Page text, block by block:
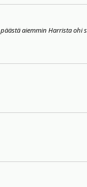
aiemmin Harrista ohi